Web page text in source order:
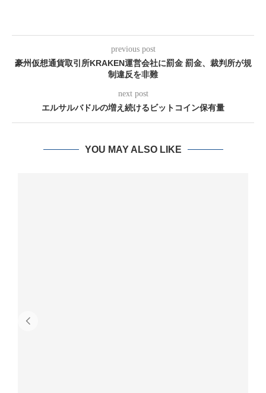
previous post
豪州仮想通貨取引所KRAKEN運営会社に罰金 罰金、裁判所が規
制違反を非難
next post
エルサルバドルの増え続けるビットコイン保有量
YOU MAY ALSO LIKE